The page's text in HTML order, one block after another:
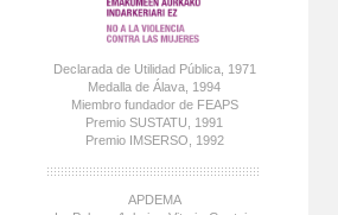
Declarada de Utilidad Pública, 1971
Medalla de Álava, 1994
Miembro fundador de FEAPS
Premio SUSTATU, 1991
Premio IMSERSO, 1992
APDEMA